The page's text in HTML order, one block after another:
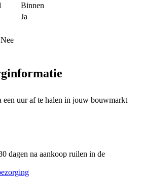
Binnen
Ja
Nee
een uur af te halen in jouw bouwmarkt
dagen na aankoop ruilen in de